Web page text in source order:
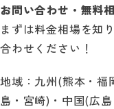
お問い合わせ・無料
まずは料金相場を知
合わせください！
地域：九州(熊本・福
島・宮崎)・中国(広